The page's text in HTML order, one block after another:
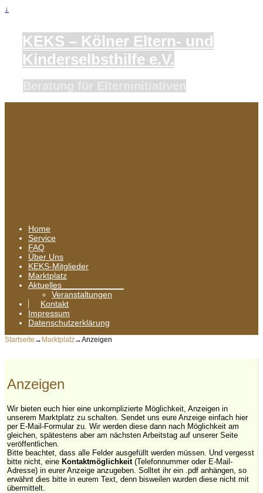
↓
KEKS – Kölner Eltern- und
Kinderselbsthilfe e.V.
Home
Service
FAQ
Über Uns
KEKS-Mitglieder
Marktplatz
Aktuelles
Veranstaltungen
Kontakt
Impressum
Datenschutzerklärung
Startseite → Marktplatz→Anzeigen
Anzeigen
Wir bieten euch hier eine unkomplizierte Möglichkeit, Anzeigen in
unserem Marktplatz zu schalten. Sendet uns eure Anzeige einfach hier
per E-Mail-Formular zu. Wir werden diese dann nach Möglichkeit am
gleichen, spätestens aber am nächsten Arbeitstag auf unserer Seite
veröffentlichen.
Bitte beachtet, dass alle Felder ausgefüllt werden müssen. Und vergesst
bitte nicht, eineKontaktmöglichkeit(Telefonnummer oder E-Mail-
Adresse) in eurer Anzeige anzugeben. Solltet ihr ein .pdf anhängen, so
erwähnt dies bitte in eurem Text, denn bisweilen wurden diese nicht mit
übermittelt.